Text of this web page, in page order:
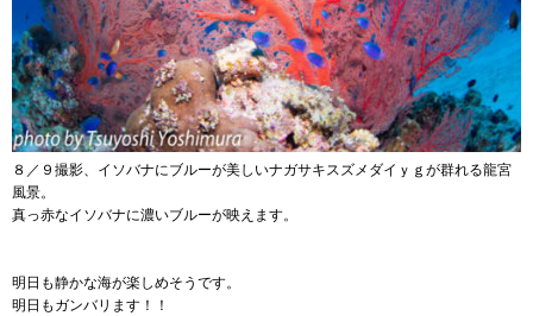
８／９撮影、イソバナにブルーが美しいナガサキスズメダイｙｇが群れる龍宮
風景。
真っ赤なイソバナに濃いブルーが映えます。
明日も静かな海が楽しめそうです。
明日もガンバリます！！